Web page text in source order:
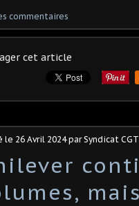
commentaires
cet article
le 26 Avril 2024par Syndicat